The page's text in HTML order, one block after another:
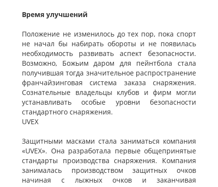
Время улучшений
Положение не изменилось до тех пор, пока спорт
не начал бы набирать обороты и не появилась
необходимость развивать аспект безопасности.
Возможно, Божьим даром для пейнтбола стала
получившая тогда значительное распространение
франчайзинговая система заказа снаряжения.
Сознательные владельцы клубов и фирм могли
устанавливать особые уровни безопасности
стандартного снаряжения.
UVEX
Защитными масками стала заниматься компания
«UVEX». Она разработала первые общепринятые
стандарты производства снаряжения. Компания
занималась производством защитных очков
начиная с лыжных очков и заканчивая